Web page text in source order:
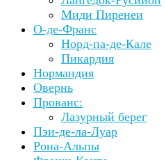
Миди Пиренеи
О-де-Франс
Норд-па-де-Кале
Пикардия
Нормандия
Овернь
Прованс:
Лазурный берег
Пэи-де-ла-Луар
Рона-Альпы